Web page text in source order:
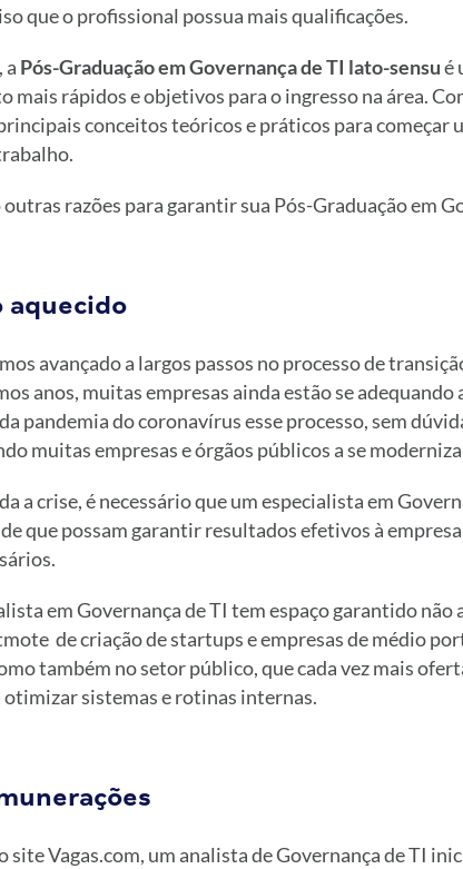
que o profissional possua mais qualificações.
a Pós-Graduação em Governança de TI lato-sensué
mais rápidos e objetivos para o ingresso na área.
conceitos teóricos e práticos para começar
razões para garantir sua Pós-Graduação em
aquecido
avançado a largos passos no processo de
anos, muitas empresas ainda estão se adequando
pandemia do coronavírus esse processo, sem
muitas empresas e órgãos públicos a se
a crise, é necessário que um especialista em
que possam garantir resultados efetivos à
em Governança de TI tem espaço garantido não
de criação de startups e empresas de médio
também no setor público, que cada vez mais
otimizar sistemas e rotinas internas.
site Vagas.com, um analista de Governança de TI